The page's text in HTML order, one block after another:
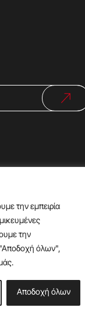
την εμπειρία
την
"Αποδοχή όλων",
Αποδοχή όλων